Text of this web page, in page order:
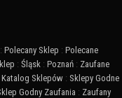
: Polecany Sklep : Polecane
: Śląsk : Poznań : Zaufane
Katalog Sklepów : Sklepy Godne
Godny Zaufania : Zaufany